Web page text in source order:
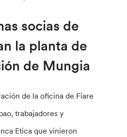
socias de
la planta de
de Mungia
de la oficina de Fiare
trabajadores y
Etica que vinieron